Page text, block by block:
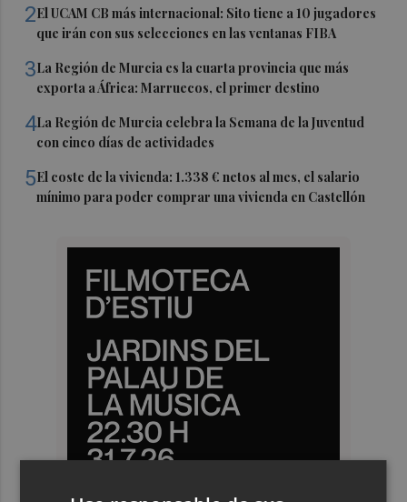
2El UCAM CB más internacional: Sito tiene a 10 jugadores
que irán con sus selecciones en las ventanas FIBA
3La Región de Murcia es la cuarta provincia que más
exporta a África: Marruecos, el primer destino
4La Región de Murcia celebra la Semana de la Juventud
con cinco días de actividades
5El coste de la vivienda: 1.338 € netos al mes, el salario
mínimo para poder comprar una vivienda en Castellón